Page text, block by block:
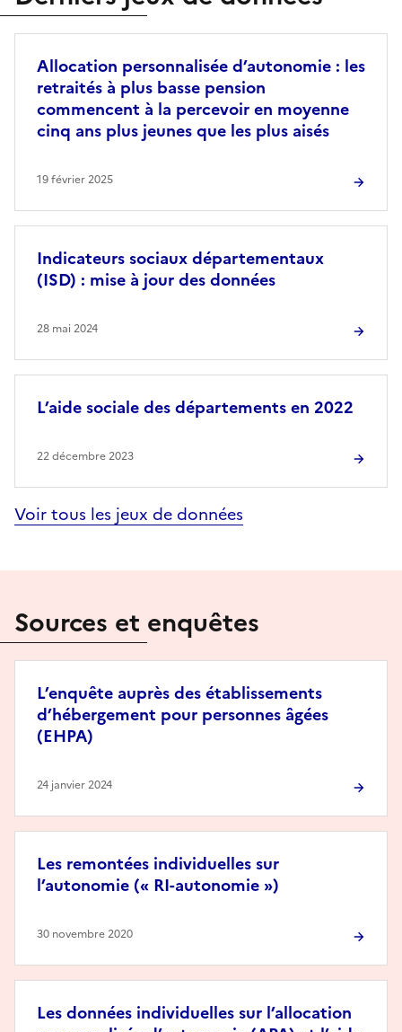
Allocation personnalisée d’autonomie : les
retraités à plus basse pension
commencent à la percevoir en moyenne
cinq ans plus jeunes que les plus aisés
19 février 2025
Indicateurs sociaux départementaux
(ISD) : mise à jour des données
28 mai 2024
L’aide sociale des départements en 2022
22 décembre 2023
Voir tous les jeux de données
Sources et enquêtes
L’enquête auprès des établissements
d’hébergement pour personnes âgées
(EHPA)
24 janvier 2024
Les remontées individuelles sur
l’autonomie (« RI-autonomie »)
30 novembre 2020
Les données individuelles sur l’allocation